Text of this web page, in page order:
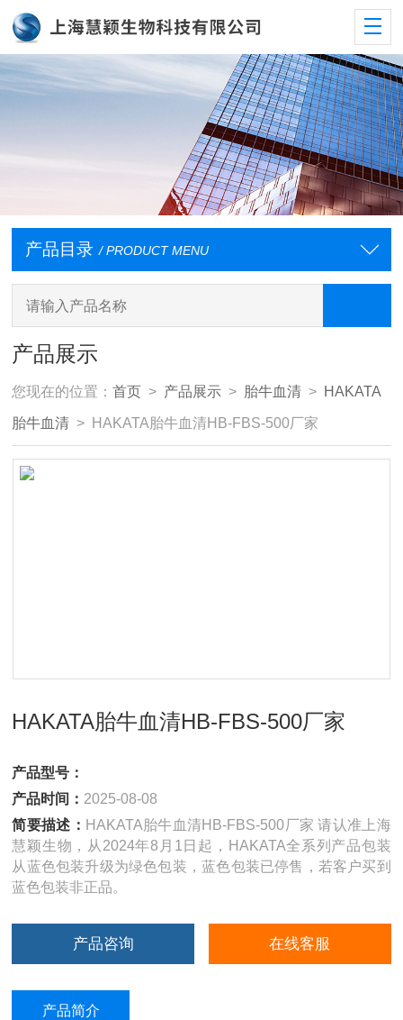
产品目录 / PRODUCT MENU
产品展示
您现在的位置：首页 > 产品展示 > 胎牛血清 > HAKATA
胎牛血清 > HAKATA胎牛血清HB-FBS-500厂家
HAKATA胎牛血清HB-FBS-500厂家
产品型号：
产品时间： 2025-08-08
简要描述： HAKATA胎牛血清HB-FBS-500厂家 请认准上海
慧颖生物，从2024年8月1日起，HAKATA全系列产品包装
从蓝色包装升级为绿色包装，蓝色包装已停售，若客户买到
蓝色包装非正品。
产品咨询 在线客服
产品简介